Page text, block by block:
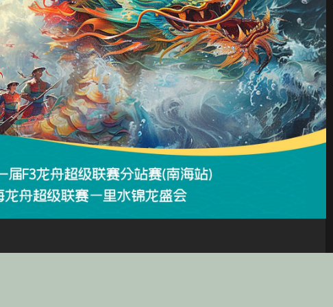
央博 非遗 文化 旅游 科普 健康 乐龄 阅读
云起 超级工厂 智敬中国 全民健康 颜选攻略 海洋 时尚
热播榜 总台企业白名单